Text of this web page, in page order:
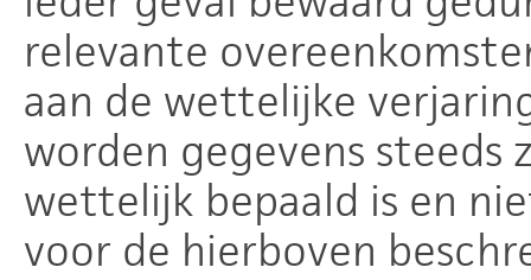
relevante
aan de wettelijke
worden gegevens steeds
wettelijk bepaald is en
voor de hierboven